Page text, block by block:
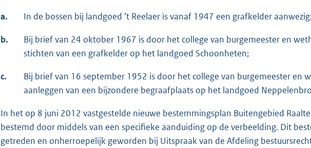
a. In de bossen bij landgoed ’t Reelaer is vanaf 1947 een grafkelder
b.
Bij brief van 24 oktober 1967 is door het college van burgemeester en
stichten van een grafkelder op het landgoed Schoonheten;
c.
Bij brief van 16 september 1952 is door het college van burgemeester en
aanleggen van een bijzondere begraafplaats op het landgoed
In het op 8 juni 2012 vastgestelde nieuwe bestemmingsplan Buitengebied
bestemd door middels van een specifieke aanduiding op de verbeelding. Dit
getreden en onherroepelijk geworden bij Uitspraak van de Afdeling